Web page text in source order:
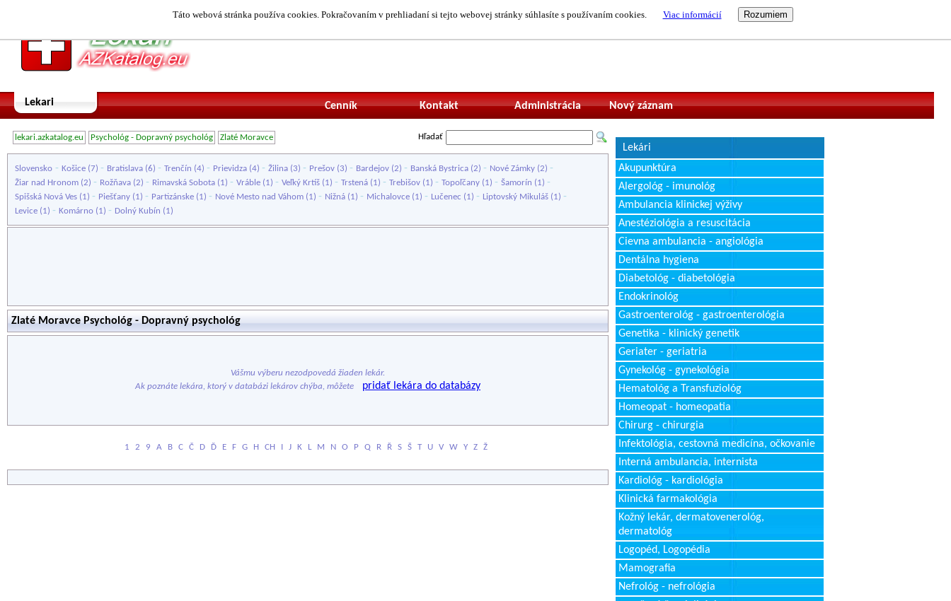
Táto webová stránka používa cookies. Pokračovaním v prehliadaní si tejto webovej stránky súhlasíte s používaním cookies. Viac informácií
Lekari Nový záznam
Administrácia
Kontakt
Cenník
lekari.azkatalog.eu Psychológ - Dopravný psychológ Zlaté Moravce Hľadať
Slovensko - Košice (7) - Bratislava (6) - Trenčín (4) - Prievidza (4) - Žilina (3) - Prešov (3) - Bardejov (2) - Banská Bystrica (2) - Nové Zámky (2) -
Žiar nad Hronom (2) - Rožňava (2) - Rimavská Sobota (1) - Vráble (1) - Veľký Krtíš (1) - Trstená (1) - Trebišov (1) - Topoľčany (1) - Šamorín (1) -
Spišská Nová Ves (1) - Piešťany (1) - Partizánske (1) - Nové Mesto nad Váhom (1) - Nižná (1) - Michalovce (1) - Lučenec (1) - Liptovský Mikuláš (1) -
Levice (1) - Komárno (1) - Dolný Kubín (1)
Zlaté Moravce Psychológ - Dopravný psychológ
Vášmu výberu nezodpovedá žiaden lekár.
Ak poznáte lekára, ktorý v databázi lekárov chýba, môžete
pridať lekára do databázy
1 2 9 A B C Č D Ď E F G H CH I J K L M N O P Q R Ř S Š T U V W Y Z Ž
Lekári
Akupunktúra
Alergológ - imunológ
Ambulancia klinickej výživy
Anestéziológia a resuscitácia
Cievna ambulancia - angiológia
Dentálna hygiena
Diabetológ - diabetológia
Endokrinológ
Gastroenterológ - gastroenterológia
Genetika - klinický genetik
Geriater - geriatria
Gynekológ - gynekológia
Hematológ a Transfuziológ
Homeopat - homeopatia
Chirurg - chirurgia
Infektológia, cestovná medicína, očkovanie
Interná ambulancia, internista
Kardiológ - kardiológia
Klinická farmakológia
Kožný lekár, dermatovenerológ,
dermatológ
Logopéd, Logopédia
Mamografia
Nefrológ - nefrológia